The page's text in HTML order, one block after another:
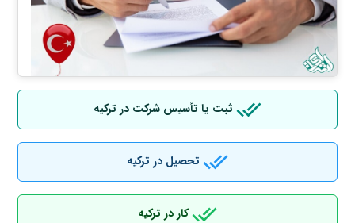
ثبت یا تأسیس شرکت در ترکیه
تحصیل در ترکیه
کار در ترکیه